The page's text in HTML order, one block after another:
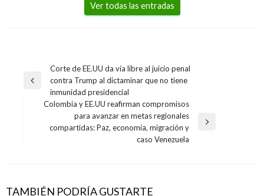
Ver todas las entradas
Navegación
de
entradas
Entrada
anterior
Corte de EE.UU da vía libre al juicio penal
contra Trump al dictaminar que no tiene
inmunidad presidencial
Entrada
Colombia y EE.UU reafirman compromisos
para avanzar en metas regionales
compartidas: Paz, economía, migración y
caso Venezuela
TAMBIÉN PODRÍA GUSTARTE